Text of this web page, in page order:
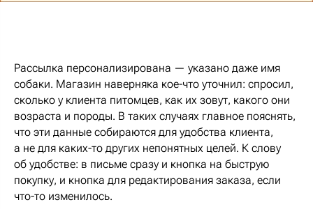
Рассылка персонализирована — указано даже имя
собаки. Магазин наверняка кое-что уточнил: спросил,
сколько у клиента питомцев, как их зовут, какого они
возраста и породы. В таких случаях главное пояснять,
что эти данные собираются для удобства клиента,
а не для каких-то других непонятных целей. К слову
об удобстве: в письме сразу и кнопка на быструю
покупку, и кнопка для редактирования заказа, если
что-то изменилось.